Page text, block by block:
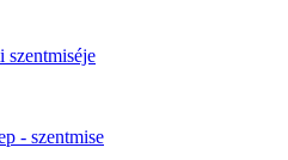
szentmiséje
- szentmise